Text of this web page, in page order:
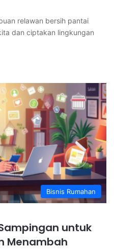
relawan bersih pantai
dan ciptakan lingkungan
Bisnis Rumahan
untuk
Menambah